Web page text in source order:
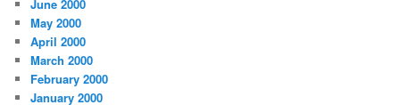
June 2000
May 2000
April 2000
March 2000
February 2000
January 2000